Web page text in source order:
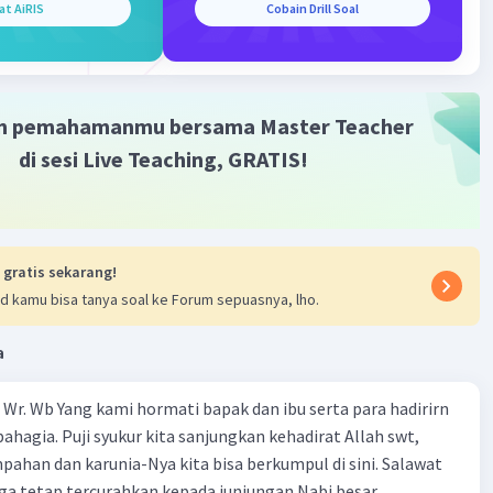
adalah kata benda yang digunakan untuk merujuk
atau objek tertentu tanpa menyapa secara langsung.
"buku", "rumah", "kota", dan sebagainya. Nomina
digunakan dalam percakapan formal atau dalam
teman saya yang baik."
berlibur di luar negeri."
penyapa digunakan untuk menyapa atau memanggil
secara langsung, sedangkan nomina pengacu digunakan
pada orang atau objek tanpa menyapa secara
AiRIS Cobain Drill Soal
pemahamanmu bersama Master Teacher
di sesi Live Teaching, GRATIS!
gratis sekarang!
kamu bisa tanya soal ke Forum sepuasnya, lho.
Wb Yang kami hormati bapak dan ibu serta para hadirirn
Puji syukur kita sanjungkan kehadirat Allah swt,
dan karunia-Nya kita bisa berkumpul di sini. Salawat